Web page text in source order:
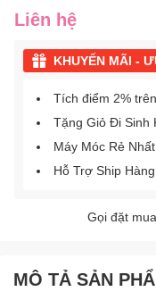
Liên hệ
KHUYẾN MÃI -
Tích điểm 2%
Tặng Giỏ Đi Sinh
Máy Móc Rẻ
Hỗ Trợ Ship Hàng
Gọi đặt mua
MÔ TẢ SẢN